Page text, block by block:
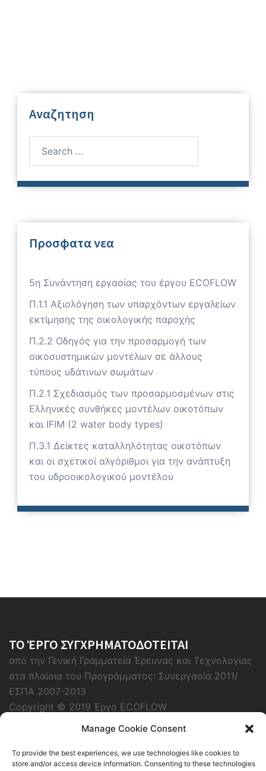
Manage Cookie Consent
To provide the best experiences, we use technologies like cookies to
store and/or access device information. Consenting to these technologies
Αναζητηση
Προσφατα νεα
5η Συνάντηση εργασίας του έργου ECOFLOW
Π.1.1 Αξιολόγηση των υπαρχόντων εργαλείων
εκτίμησης της οικολογικής παροχής
Π.2.2 Οδηγός για την προσαρμογή των
οικοσυστημικών μοντέλων σε άλλους
τύπους υδάτινων σωμάτων
Π.2.1 Σχεδιασμός των προσαρμοσμένων στις
Ελληνικές συνθήκες μοντέλων οικοτόπων
και IFIM (2 water body types)
Π.3.1 Δείκτες καταλληλότητας οικοτόπων
και οι σχετικοί αλγόριθμοι για την ανάπτυξη
του υδροοικολογικού μοντέλου
ΤΟ ΈΡΓΟ ΣΥΓΧΡΗΜΑΤΟΔΟΤΕΙΤΑΙ
από την Γενική Γραμματεία Έρευνας και Τεχνολογίας
στα πλαίσια του Προγράμματος: Συνεργασία 2011/
ΕΣΠΑ 2007-2013
Copyright © 2019 Έργο ECOFLOW